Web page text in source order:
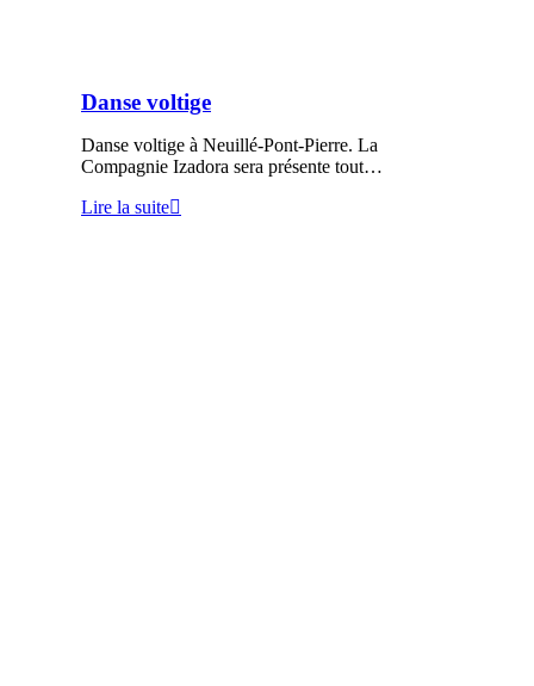
Danse voltige
Danse voltige à Neuillé-Pont-Pierre. La
Compagnie Izadora sera présente tout…
Lire la suite